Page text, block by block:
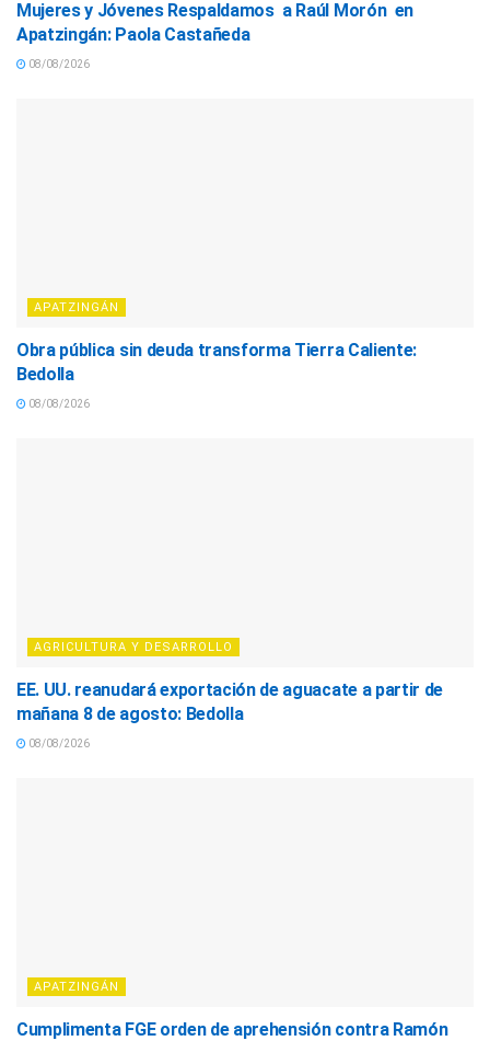
Mujeres y Jóvenes Respaldamos a Raúl Morón en
Apatzingán: Paola Castañeda
08/08/2026
APATZINGÁN
Obra pública sin deuda transforma Tierra Caliente:
Bedolla
08/08/2026
AGRICULTURA Y DESARROLLO
EE. UU. reanudará exportación de aguacate a partir de
mañana 8 de agosto: Bedolla
08/08/2026
APATZINGÁN
Cumplimenta FGE orden de aprehensión contra Ramón